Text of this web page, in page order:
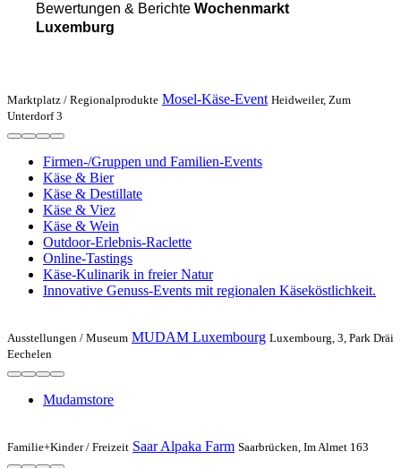
Bewertungen & Berichte Wochenmarkt
Luxemburg
Marktplatz / Regionalprodukte Mosel-Käse-Event Heidweiler, Zum
Unterdorf 3
Firmen-/Gruppen und Familien-Events
Käse & Bier
Käse & Destillate
Käse & Viez
Käse & Wein
Outdoor-Erlebnis-Raclette
Online-Tastings
Käse-Kulinarik in freier Natur
Innovative Genuss-Events mit regionalen Käseköstlichkeit.
Ausstellungen / Museum MUDAM Luxembourg Luxembourg, 3, Park Dräi
Eechelen
Mudamstore
Familie+Kinder / Freizeit Saar Alpaka Farm Saarbrücken, Im Almet 163